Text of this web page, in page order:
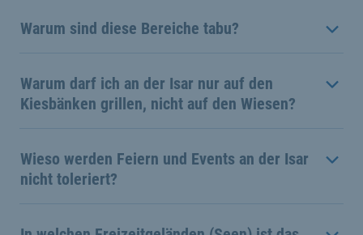
Warum sind diese Bereiche tabu?
Warum darf ich an der Isar nur auf den
Kiesbänken grillen, nicht auf den Wiesen?
Wieso werden Feiern und Events an der Isar
nicht toleriert?